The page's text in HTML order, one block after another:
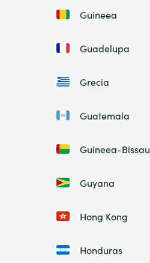
Guineea
Guadelupa
Grecia
Guatemala
Guineea-Bissau
Guyana
Hong Kong
Honduras